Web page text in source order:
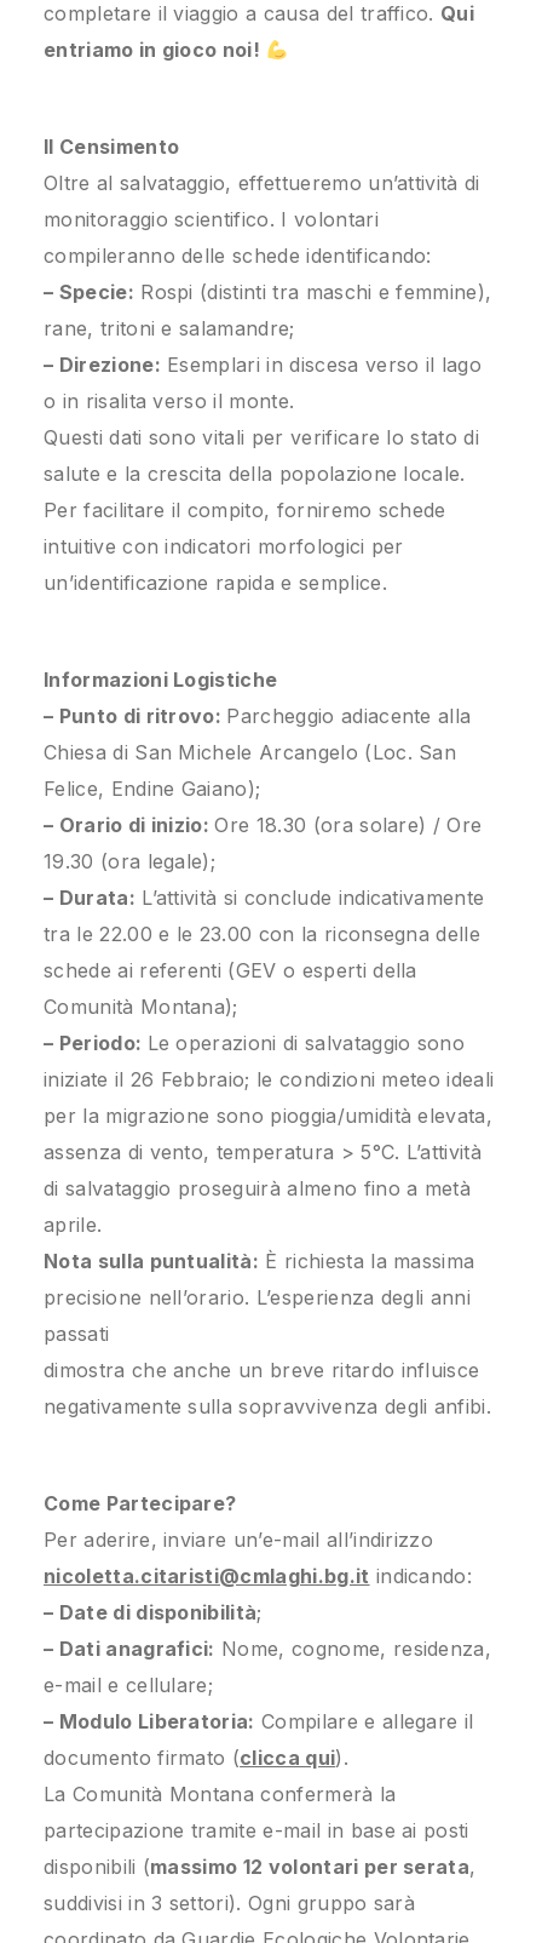
completare il viaggio a causa del traffico. Qui
entriamo in gioco noi!
Il Censimento
Oltre al salvataggio, effettueremo un’attività di
monitoraggio scientifico. I volontari
compileranno delle schede identificando:
– Specie: Rospi (distinti tra maschi e femmine),
rane, tritoni e salamandre;
– Direzione: Esemplari in discesa verso il lago
o in risalita verso il monte.
Questi dati sono vitali per verificare lo stato di
salute e la crescita della popolazione locale.
Per facilitare il compito, forniremo schede
intuitive con indicatori morfologici per
un’identificazione rapida e semplice.
Informazioni Logistiche
– Punto di ritrovo: Parcheggio adiacente alla
Chiesa di San Michele Arcangelo (Loc. San
Felice, Endine Gaiano);
– Orario di inizio:Ore 18.30 (ora solare) / Ore
19.30 (ora legale);
– Durata: L’attività si conclude indicativamente
tra le 22.00 e le 23.00 con la riconsegna delle
schede ai referenti (GEV o esperti della
Comunità Montana);
– Periodo: Le operazioni di salvataggio sono
iniziate il 26 Febbraio; le condizioni meteo ideali
per la migrazione sono pioggia/umidità elevata,
assenza di vento, temperatura > 5°C. L’attività
di salvataggio proseguirà almeno fino a metà
aprile.
Nota sulla puntualità: È richiesta la massima
precisione nell’orario. L’esperienza degli anni
passati
dimostra che anche un breve ritardo influisce
negativamente sulla sopravvivenza degli anfibi.
Come Partecipare?
Per aderire, inviare un’e-mail all’indirizzo
nicoletta.citaristi@cmlaghi.bg.it indicando:
– Date di disponibilità;
– Dati anagrafici: Nome, cognome, residenza,
e-mail e cellulare;
– Modulo Liberatoria: Compilare e allegare il
documento firmato (clicca qui).
La Comunità Montana confermerà la
partecipazione tramite e-mail in base ai posti
disponibili (massimo 12 volontari per serata,
suddivisi in 3 settori). Ogni gruppo sarà